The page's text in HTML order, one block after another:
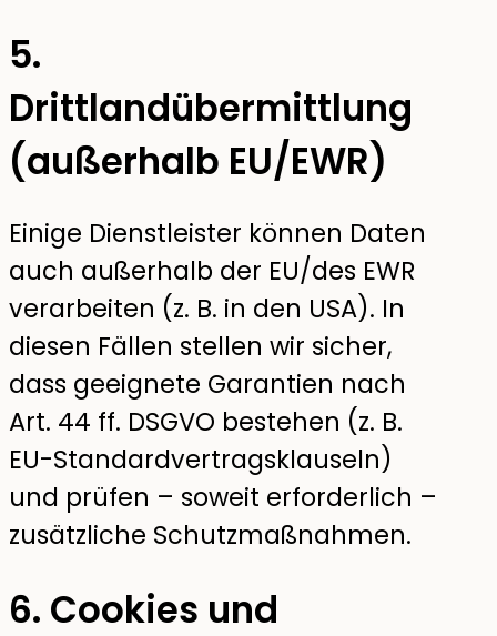
5.
Drittlandübermittlung
(außerhalb EU/EWR)
Einige Dienstleister können Daten
auch außerhalb der EU/des EWR
verarbeiten (z. B. in den USA). In
diesen Fällen stellen wir sicher,
dass geeignete Garantien nach
Art. 44 ff. DSGVO bestehen (z. B.
EU-Standardvertragsklauseln)
und prüfen – soweit erforderlich –
zusätzliche Schutzmaßnahmen.
6. Cookies und